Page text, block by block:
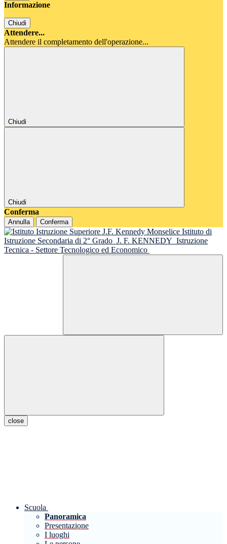
Informazione
Chiudi
Attendere...
Attendere il completamento dell'operazione...
Chiudi
Chiudi
Conferma
Annulla Conferma
Istituto di
Istruzione Secondaria di 2° Grado J. F. KENNEDY Istruzione
Tecnica - Settore Tecnologico ed Economico
close
Scuola
Panoramica
Presentazione
I luoghi